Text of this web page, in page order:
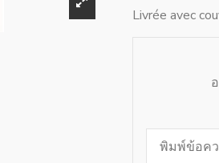
Livrée avec